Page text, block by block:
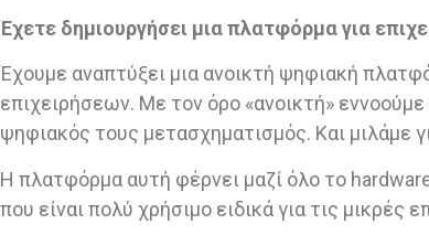
Έχετε δημιουργήσει μια πλατφόρμα για
Έχουμε αναπτύξει μια ανοικτή ψηφιακή
επιχειρήσεων. Με τον όρο «ανοικτή»
ψηφιακός τους μετασχηματισμός. Και μιλάμε
Η πλατφόρμα αυτή φέρνει μαζί όλο το
που είναι πολύ χρήσιμο ειδικά για τις μικρές